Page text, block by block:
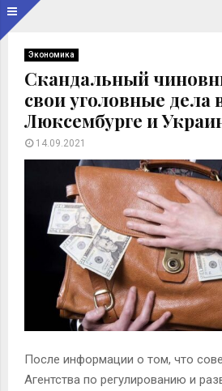
Экономика
Скандальный
свои уголовные дела
Люксембурге и
14.09.2021
После информации о том, что
Агентства по регулированию и